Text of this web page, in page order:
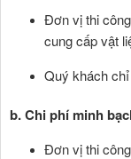
Đơn vị thi
cung cấp vật
Quý khách
b. Chi phí minh
Đơn vị thi